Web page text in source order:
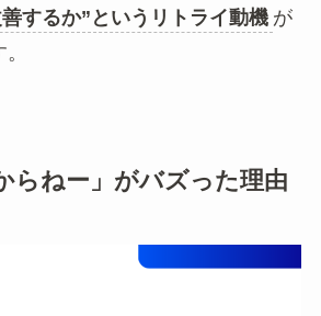
するか”というリトライ動機 が
らねー」がバズった理由